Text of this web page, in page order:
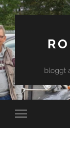
bloggt
Toggle
mobile